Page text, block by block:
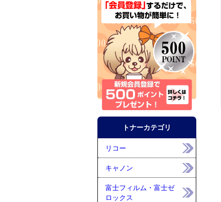
トナーカテゴリ
リコー
キャノン
富士フィルム・富士ゼ
ロックス